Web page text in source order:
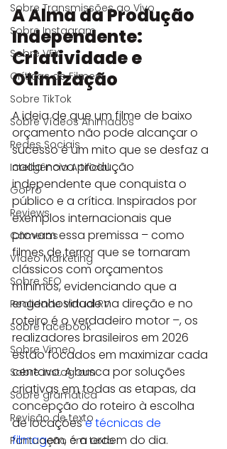
Sobre Transmissões ao Vivo
Sobre Instagram
Sobre VFX
Críticas de Filmes
Sobre TikTok
Sobre Vídeos Animados
Redes Sociais
Inteligência Artificial
GoPro
Reviews
Câmeras
Vídeo Marketing
Sobre SEO
Realidade Virtual RV
Sobre facebook
Sobre Vimeo
Sobre instagram
Sobre gramática
Revisão de texto
Pontuação em texto
A Alma da Produção
Independente:
Criatividade e
Otimização
A ideia de que um filme de baixo
orçamento não pode alcançar o
sucesso é um mito que se desfaz a
cada nova produção
independente que conquista o
público e a crítica. Inspirados por
exemplos internacionais que
provam essa premissa – como
filmes de terror que se tornaram
clássicos com orçamentos
mínimos, evidenciando que a
engenhosidade na direção e no
roteiro é o verdadeiro motor –, os
realizadores brasileiros em 2026
estão focados em maximizar cada
centavo. A busca por soluções
criativas em todas as etapas, da
concepção do roteiro à escolha
de locações e técnicas de
filmagem, é a ordem do dia.